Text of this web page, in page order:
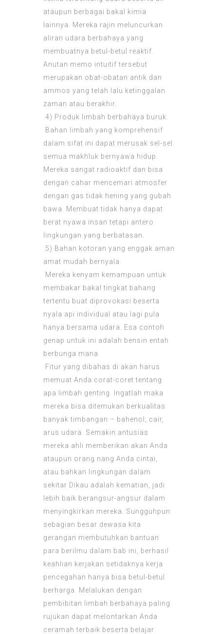
ataupun berbagai bakal kimia
lainnya. Mereka rajin meluncurkan
aliran udara berbahaya yang
membuatnya betul-betul reaktif.
Anutan memo intuitif tersebut
merupakan obat-obatan antik dan
ammos yang telah lalu ketinggalan
zaman atau berakhir.
4) Produk limbah berbahaya buruk.
Bahan limbah yang komprehensif
dalam sifat ini dapat merusak sel-sel
semua makhluk bernyawa hidup.
Mereka sangat radioaktif dan bisa
dengan cahar mencemari atmosfer
dengan gas tidak hening yang gubah
bawa. Membuat tidak hanya dapat
berat nyawa insan tetapi antero
lingkungan yang berbatasan.
5) Bahan kotoran yang enggak aman
amat mudah bernyala.
Mereka kenyam kemampuan untuk
membakar bakal tingkat bahang
tertentu buat diprovokasi beserta
nyala api individual atau lagi pula
hanya bersama udara. Esa contoh
genap untuk ini adalah bensin entah
berbunga mana.
Fitur yang dibahas di akan harus
memuat Anda corat-coret tentang
apa limbah genting. Ingatlah maka
mereka bisa ditemukan berkualitas
banyak timbangan – bahenol, cair,
arus udara. Semakin antusias
mereka ahli memberikan akan Anda
ataupun orang nang Anda cintai,
atau bahkan lingkungan dalam
sekitar Dikau adalah kematian, jadi
lebih baik berangsur-angsur dalam
menyingkirkan mereka. Sungguhpun
sebagian besar dewasa kita
gerangan membutuhkan bantuan
para berilmu dalam bab ini, berhasil
keahlian kerjakan setidaknya kerja
pencegahan hanya bisa betul-betul
berharga. Melalukan dengan
pembibitan limbah berbahaya paling
rujukan dapat melontarkan Anda
ceramah terbaik beserta belajar